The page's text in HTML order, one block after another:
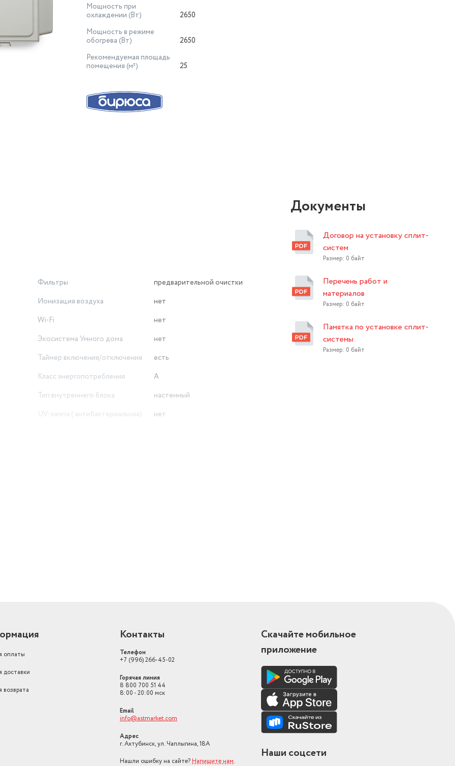
Мощность при
охлаждении (Вт)
2650
Мощность в режиме
обогрева (Вт)
2650
Рекомендуемая площадь
помещения (м²)
25
Фильтры
предварительной очистки
Ионизация воздуха
нет
Wi-Fi
нет
Экосистема Умного дома
нет
Таймер включения/отключения
есть
Класс энергопотребления
A
Тип внутреннего блока
настенный
UV-лампа ( антибактериальная)
нет
самодиагностика, самоочистка
нет
Документы
Договор на установку сплит-
систем
Размер: 0 байт
Перечень работ и
материалов
Размер: 0 байт
Памятка по установке сплит-
системы
Размер: 0 байт
оплаты
доставки
возврата
Контакты
Телефон
+7 (996) 266-45-02
Горячая линия
8 800 700 51 44
8:00 - 20:00 мск
Email
info@astmarket.com
Адрес
г. Ахтубинск, ул. Чаплыгина, 18А
Нашли ошибку на сайте? Напишите нам.
Скачайте мобильное
приложение
Наши соцсети